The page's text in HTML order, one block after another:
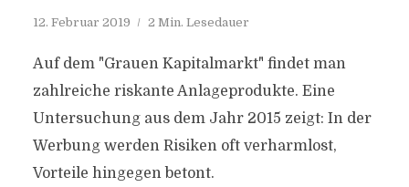
12. Februar 2019 2 Min. Lesedauer
Auf dem "Grauen Kapitalmarkt" findet man
zahlreiche riskante Anlageprodukte. Eine
Untersuchung aus dem Jahr 2015 zeigt: In der
Werbung werden Risiken oft verharmlost,
Vorteile hingegen betont.